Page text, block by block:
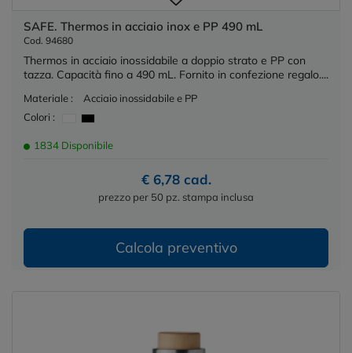
SAFE. Thermos in acciaio inox e PP 490 mL
Cod. 94680
Thermos in acciaio inossidabile a doppio strato e PP con
tazza. Capacità fino a 490 mL. Fornito in confezione regalo....
Materiale :
Acciaio inossidabile e PP
Colori :
1834 Disponibile
€ 6,78 cad.
prezzo per 50 pz. stampa inclusa
Calcola preventivo